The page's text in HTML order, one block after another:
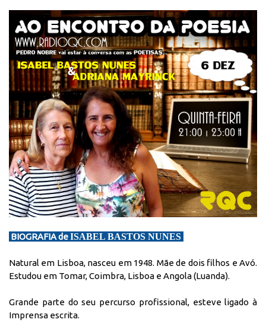
BIOGRAFIA deISABEL BASTOS NUNES
Natural em Lisboa, nasceu em 1948. Mãe de dois filhos e Avó.
Estudou em Tomar, Coimbra, Lisboa e Angola (Luanda).
Grande parte do seu percurso profissional, esteve ligado à
Imprensa escrita.